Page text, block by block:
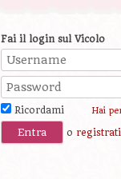
Fai il login sul Vicolo
Ricordami Hai
o